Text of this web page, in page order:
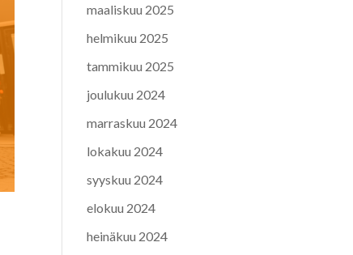
maaliskuu 2025
helmikuu 2025
tammikuu 2025
joulukuu 2024
marraskuu 2024
lokakuu 2024
syyskuu 2024
elokuu 2024
heinäkuu 2024